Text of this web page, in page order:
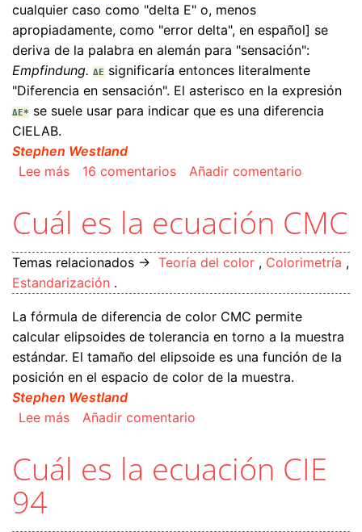
cualquier caso como "delta E" o, menos
apropiadamente, como "error delta", en español] se
deriva de la palabra en alemán para "sensación":
Empfindung. ΔE significaría entonces literalmente
"Diferencia en sensación". El asterisco en la expresión
ΔE* se suele usar para indicar que es una diferencia
CIELAB.
Stephen Westland
Lee mássobre Qué es ΔE (Delta E)
16 comentarios Añadir comentario
Cuál es la ecuación CMC
Temas relacionados → Teoría del color , Colorimetría ,
Estandarización .
La fórmula de diferencia de color CMC permite
calcular elipsoides de tolerancia en torno a la muestra
estándar. El tamaño del elipsoide es una función de la
posición en el espacio de color de la muestra.
Stephen Westland
Lee mássobre Cuál es la ecuación CMC
Añadir comentario
Cuál es la ecuación CIE
94